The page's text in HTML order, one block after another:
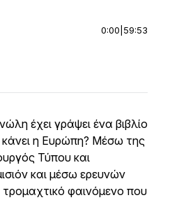
0:00 59:53
έχει γράψει ένα βιβλίο
κάνει η Ευρώπη? Μέσω της
Τύπου και
και μέσω ερευνών
φαινόμενο που